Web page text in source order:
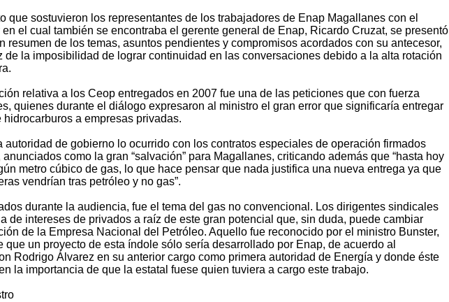
que sostuvieron los representantes de los trabajadores de Enap Magallanes con el
el cual también se encontraba el gerente general de Enap, Ricardo Cruzat, se presentó
resumen de los temas, asuntos pendientes y compromisos acordados con su antecesor,
de la imposibilidad de lograr continuidad en las conversaciones debido a la alta rotación
relativa a los Ceop entregados en 2007 fue una de las peticiones que con fuerza
quienes durante el diálogo expresaron al ministro el gran error que significaría entregar
a empresas privadas.
autoridad de gobierno lo ocurrido con los contratos especiales de operación firmados
como la gran “salvación” para Magallanes, criticando además que “hasta hoy
metro cúbico de gas, lo que hace pensar que nada justifica una nueva entrega ya que
vendrían tras petróleo y no gas”.
durante la audiencia, fue el tema del gas no convencional. Los dirigentes sindicales
de intereses de privados a raíz de este gran potencial que, sin duda, puede cambiar
de la Empresa Nacional del Petróleo. Aquello fue reconocido por el ministro Bunster,
que un proyecto de esta índole sólo sería desarrollado por Enap, de acuerdo al
Rodrigo Álvarez en su anterior cargo como primera autoridad de Energía y donde éste
la importancia de que la estatal fuese quien tuviera a cargo este trabajo.